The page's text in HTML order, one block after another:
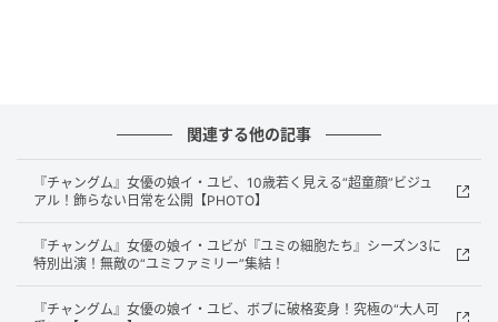
関連する他の記事
『チャングム』女優の娘イ・ユビ、10歳若く見える“超童顔”ビジュ
アル！飾らない日常を公開【PHOTO】
『チャングム』女優の娘イ・ユビが『ユミの細胞たち』シーズン3に
特別出演！無敵の“ユミファミリー”集結！
『チャングム』女優の娘イ・ユビ、ボブに破格変身！究極の“大人可